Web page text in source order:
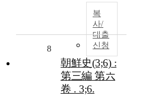
복
사/
대출
신청
8
朝鮮史(3;6) :
第三編 第六
卷 . 3;6.